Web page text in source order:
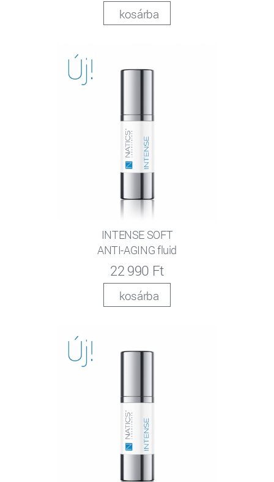
kosárba
INTENSE SOFT
ANTI-AGING fluid
22 990 Ft
kosárba